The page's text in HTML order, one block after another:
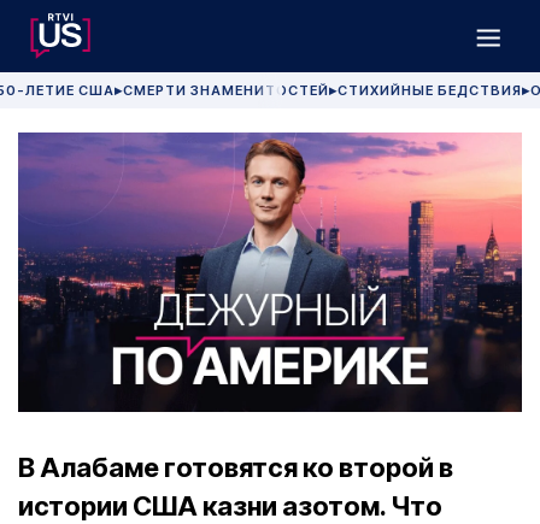
ЛЕТИЕ США▶СМЕРТИ ЗНАМЕНИТОСТЕЙ▶СТИХИЙНЫЕ БЕДСТВИЯ▶
В Алабаме готовятся ко второй в
истории США казни азотом. Что